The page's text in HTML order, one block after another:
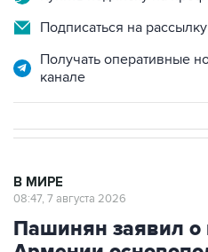
Получать оперативные
Пашинян заявил о
Армении
принципам ЕАЭС